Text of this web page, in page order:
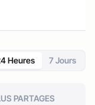
Heures 7 Jours
PARTAGES